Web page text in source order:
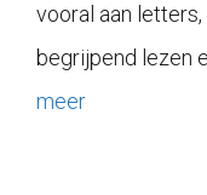
vooral aan
begrijpend lezen
meer